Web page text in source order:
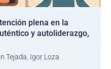
plena en la
y autoliderazgo,
Tejada, Igor Loza